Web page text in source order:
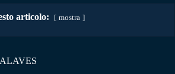
articolo: mostra